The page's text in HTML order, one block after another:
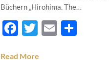
Büchern „Hirohima. The…
Facebook
Twitter
EmailTeilen
Read More